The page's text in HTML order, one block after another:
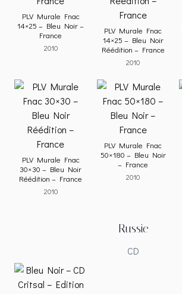
PLV Murale Fnac
14×25 – Bleu Noir –
France
2010
PLV Murale Fnac
14×25 – Bleu Noir
Réédition – France
2010
PLV Murale Fnac
30×30 – Bleu Noir
Réédition – France
2010
PLV Murale Fnac
50×180 – Bleu Noir
– France
2010
Russie
CD